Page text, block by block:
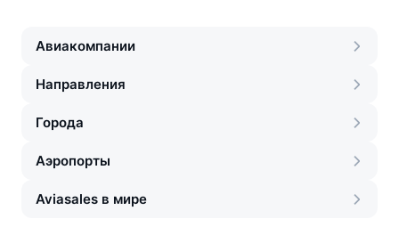
Авиакомпании
Направления
Города
Аэропорты
Aviasales в мире